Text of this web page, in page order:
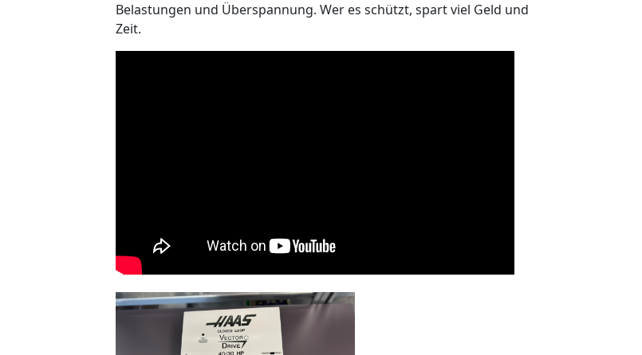
Belastungen und Überspannung. Wer es schützt, spart viel Geld und
Zeit.